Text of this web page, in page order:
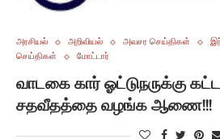
அரசியல் அறிவியல் அவசர செய்திகள்
செய்திகள்
மோட்டார்
வாடகை கார் ஓட்டுநருக்கு
சதவீதத்தை வழங்க ஆணை!!!